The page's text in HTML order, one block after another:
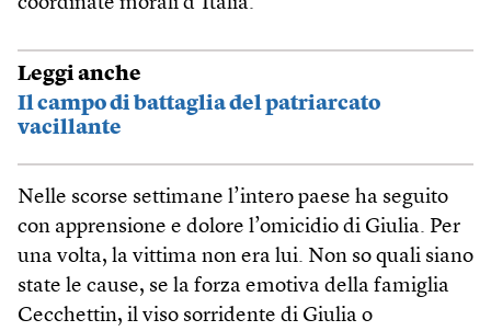
coordinate morali d’Italia.
Leggi anche
Il campo di battaglia del patriarcato
vacillante
Nelle scorse settimane l’intero paese ha seguito
con apprensione e dolore l’omicidio di Giulia. Per
una volta, la vittima non era lui. Non so quali siano
state le cause, se la forza emotiva della famiglia
Cecchettin, il viso sorridente di Giulia o